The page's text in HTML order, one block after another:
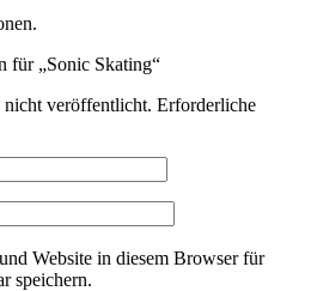
für „Sonic Skating“
veröffentlicht. Erforderliche
Website in diesem Browser für
speichern.